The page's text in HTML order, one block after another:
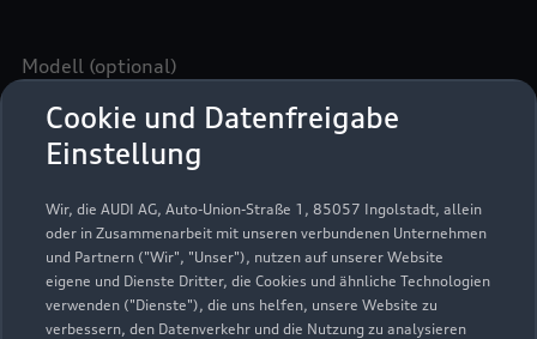
Cookie und Datenfreigabe
Einstellung
Wir, die AUDI AG, Auto-Union-Straße 1, 85057 Ingolstadt, allein
oder in Zusammenarbeit mit unseren verbundenen Unternehmen
und Partnern ("Wir", "Unser"), nutzen auf unserer Website
eigene und Dienste Dritter, die Cookies und ähnliche Technologien
verwenden ("Dienste"), die uns helfen, unsere Website zu
verbessern, den Datenverkehr und die Nutzung zu analysieren